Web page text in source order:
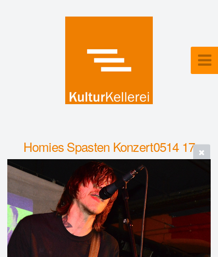
Homies Spasten Konzert0514 17